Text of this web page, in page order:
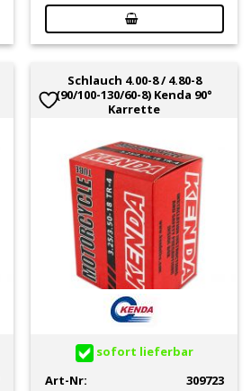
Schlauch 4.00-8 / 4.80-8
(90/100-130/60-8) Kenda 90°
Karrette
sofort lieferbar
Art-Nr:
309723